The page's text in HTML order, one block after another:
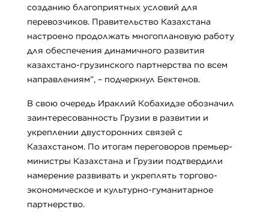
созданию благоприятных условий для
перевозчиков. Правительство Казахстана
настроено продолжать многоплановую работу
для обеспечения динамичного развития
казахстано-грузинского партнерства по всем
направлениям”, – подчеркнул Бектенов.
В свою очередь Ираклий Кобахидзе обозначил
заинтересованность Грузии в развитии и
укреплении двусторонних связей с
Казахстаном. По итогам переговоров премьер-
министры Казахстана и Грузии подтвердили
намерение развивать и укреплять торгово-
экономическое и культурно-гуманитарное
партнерство.